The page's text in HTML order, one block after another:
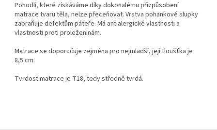
Pohodlí, které získáváme díky dokonalému přizpůsobení
matrace tvaru těla, nelze přeceňovat. Vrstva pohankové slupky
zabraňuje defektům páteře. Má antialergické vlastnosti a
vlastnosti proti proleženinám.
Matrace se doporučuje zejména pro nejmladší, její tloušťka je
8,5 cm.
Tvrdost matrace je T18, tedy středně tvrdá.